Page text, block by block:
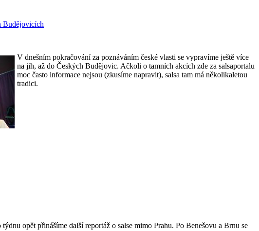
Budějovicích
V dnešním pokračování za poznáváním české vlasti se vypravíme ještě více
na jih, až do Českých Budějovic. Ačkoli o tamních akcích zde za salsaportalu
moc často informace nejsou (zkusíme napravit), salsa tam má několikaletou
tradici.
týdnu opět přinášíme další reportáž o salse mimo Prahu. Po Benešovu a Brnu se